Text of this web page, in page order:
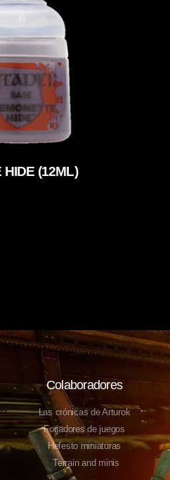
(12ML)
Colaboradores
Las crónicas de Arturok
Forjadores de juegos
Hefesto miniaturas
Terrain and minis